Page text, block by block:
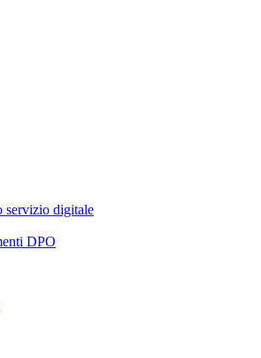
servizio digitale
DPO